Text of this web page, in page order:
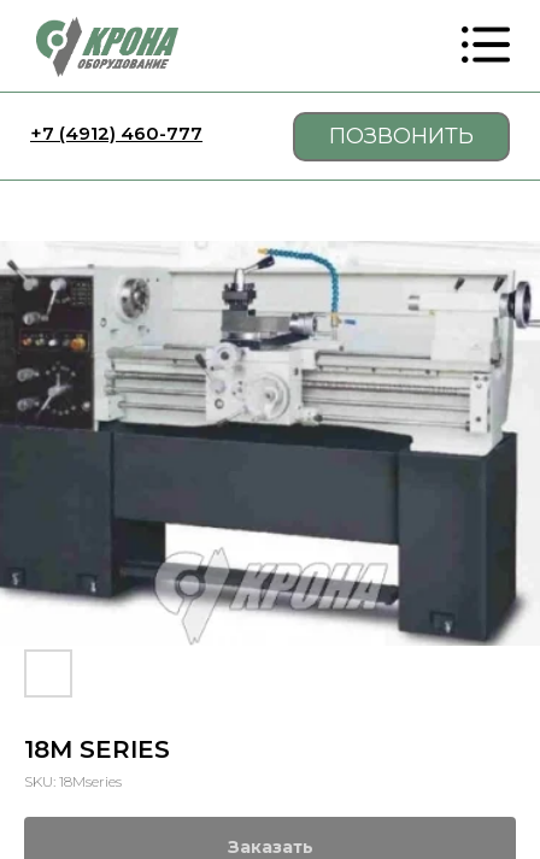
+7 (4912) 460-777 ПОЗВОНИТЬ
18M SERIES
SKU: 18Mseries
Заказать